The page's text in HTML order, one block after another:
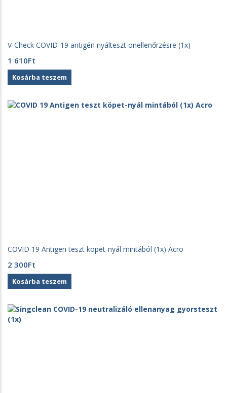
V-Check COVID-19 antigén nyálteszt önellenőrzésre (1x)
1 610Ft
Kosárba teszem
COVID 19 Antigen teszt köpet-nyál mintából (1x) Acro
2 300Ft
Kosárba teszem